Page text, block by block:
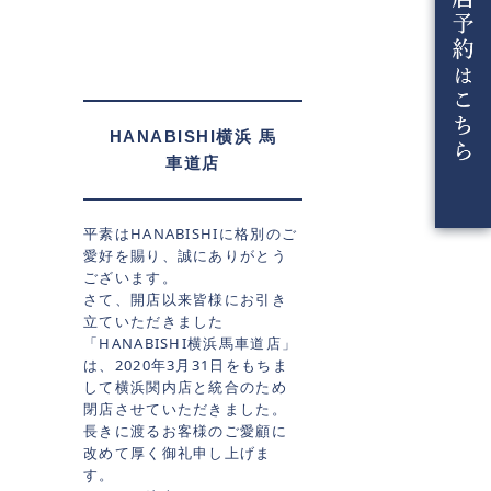
HANABISHI横浜 馬
車道店
平素はHANABISHIに格別のご
愛好を賜り、誠にありがとう
ございます。
さて、開店以来皆様にお引き
立ていただきました
「HANABISHI横浜馬車道店」
は、2020年3月31日をもちま
して横浜関内店と統合のため
閉店させていただきました。
長きに渡るお客様のご愛顧に
改めて厚く御礼申し上げま
す。